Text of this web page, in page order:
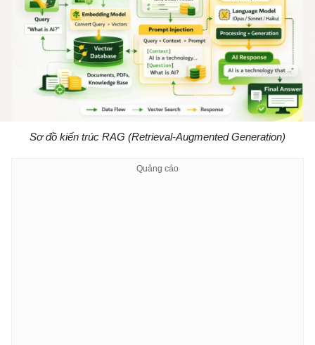
Sơ đồ kiến ​​trúc RAG (Retrieval-Augmented Generation)